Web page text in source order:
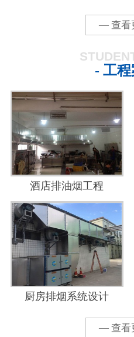
— 查看
- 工
酒店排油烟工程
厨房排烟系统设计
— 查看